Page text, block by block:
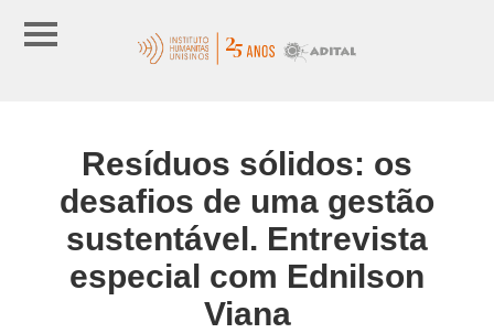
Resíduos sólidos: os
desafios de uma gestão
sustentável. Entrevista
especial com Ednilson
Viana